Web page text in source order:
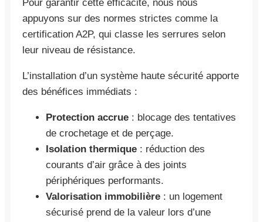
Pour garantir cette efficacité, nous nous
appuyons sur des normes strictes comme la
certification A2P, qui classe les serrures selon
leur niveau de résistance.
L’installation d’un système haute sécurité apporte
des bénéfices immédiats :
Protection accrue : blocage des tentatives
de crochetage et de perçage.
Isolation thermique : réduction des
courants d’air grâce à des joints
périphériques performants.
Valorisation immobilière : un logement
sécurisé prend de la valeur lors d’une